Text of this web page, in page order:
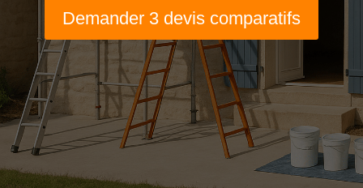
Demander 3 devis comparatifs